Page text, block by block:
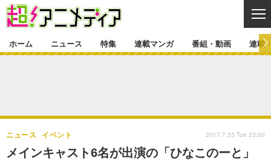
ゲーム・アプリ マンガ
特集一覧 カバー
連載マンガ
番組・動画
ホーム ニュース 特集 連載マンガ 番組・動画 連載
メインキャスト6名が出演の「ひなこのーと」
ニュース イベント 2017.7.25 Tue 23:00